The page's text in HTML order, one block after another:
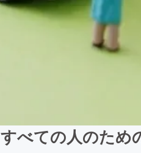
すべての人のため